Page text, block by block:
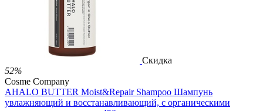
Нет в наличии
 
Скидка
52%
Cosme Company
AHALO BUTTER Moist&Repair Shampoo Шампунь
увлажняющий и восстанавливающий, с органическими